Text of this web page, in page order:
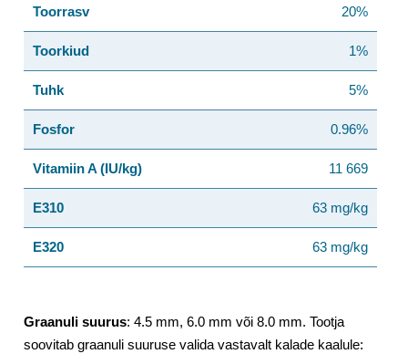
Toorrasv 20%
Toorkiud 1%
Tuhk 5%
Fosfor 0.96%
Vitamiin A (IU/kg) 11 669
E310 63 mg/kg
E320 63 mg/kg
Graanuli suurus: 4.5 mm, 6.0 mm või 8.0 mm. Tootja
soovitab graanuli suuruse valida vastavalt kalade kaalule: